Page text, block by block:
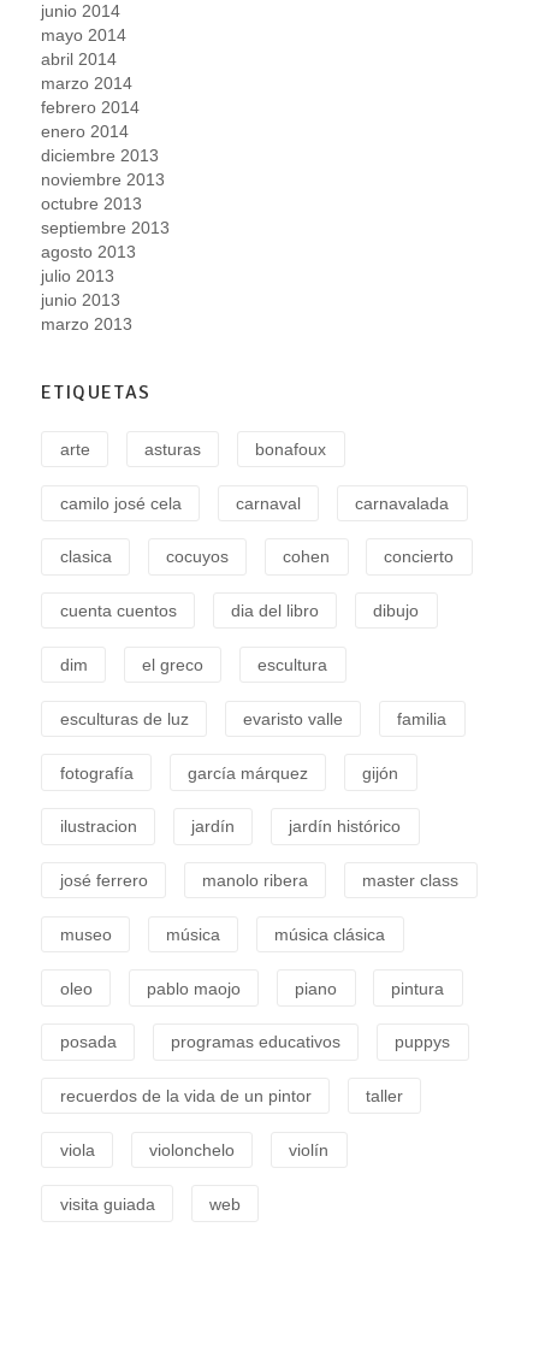
junio 2014
mayo 2014
abril 2014
marzo 2014
febrero 2014
enero 2014
diciembre 2013
noviembre 2013
octubre 2013
septiembre 2013
agosto 2013
julio 2013
junio 2013
marzo 2013
ETIQUETAS
arte asturas bonafoux
camilo josé cela carnaval carnavalada
clasica cocuyos cohen concierto
cuenta cuentos dia del libro dibujo
dim el greco escultura
esculturas de luz evaristo valle familia
fotografía garcía márquez gijón
ilustracion jardín jardín histórico
josé ferrero manolo ribera master class
museo música música clásica
oleo pablo maojo piano pintura
posada programas educativos puppys
recuerdos de la vida de un pintor taller
viola violonchelo violín
visita guiada web